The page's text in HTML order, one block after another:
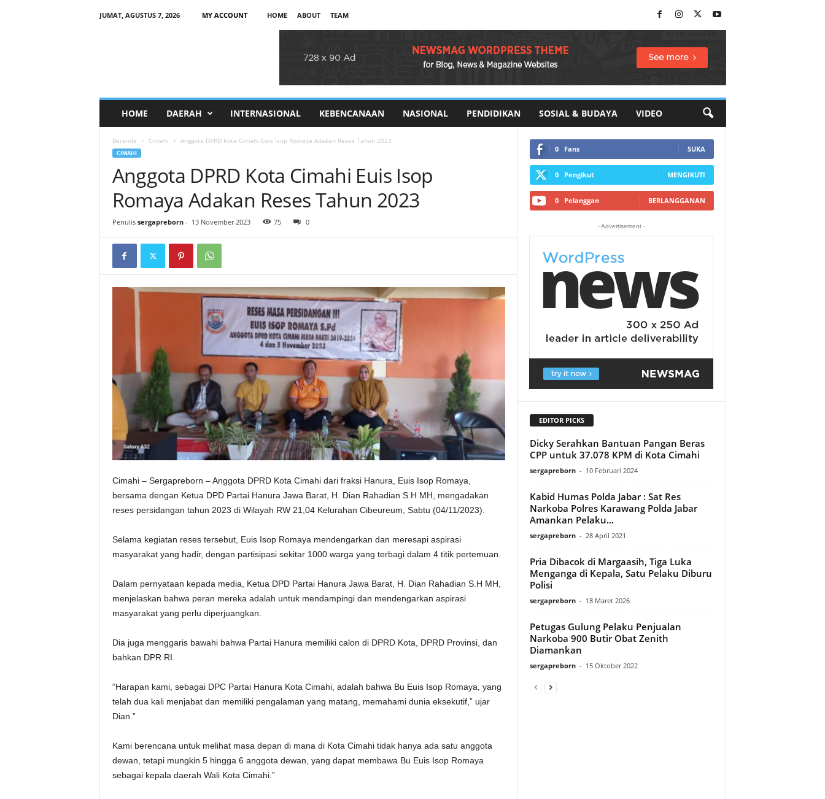
JUMAT, AGUSTUS 7, 2026 MY ACCOUNT HOME ABOUT TEAM
HOME DAERAH INTERNASIONAL KEBENCANAAN NASIONAL PENDIDIKAN SOSIAL & BUDAYA VIDEO
Beranda Cimahi Anggota DPRD Kota Cimahi Euis Isop Romaya Adakan Reses Tahun 2023
CIMAHI
Anggota DPRD Kota Cimahi Euis Isop
Romaya Adakan Reses Tahun 2023
Penulis sergapreborn- 13 November 2023 75 0
Cimahi – Sergapreborn – Anggota DPRD Kota Cimahi dari fraksi Hanura, Euis Isop Romaya,
bersama dengan Ketua DPD Partai Hanura Jawa Barat, H. Dian Rahadian S.H MH, mengadakan
reses persidangan tahun 2023 di Wilayah RW 21,04 Kelurahan Cibeureum, Sabtu (04/11/2023).
Selama kegiatan reses tersebut, Euis Isop Romaya mendengarkan dan meresapi aspirasi
masyarakat yang hadir, dengan partisipasi sekitar 1000 warga yang terbagi dalam 4 titik pertemuan.
Dalam pernyataan kepada media, Ketua DPD Partai Hanura Jawa Barat, H. Dian Rahadian S.H MH,
menjelaskan bahwa peran mereka adalah untuk mendampingi dan mendengarkan aspirasi
masyarakat yang perlu diperjuangkan.
Dia juga menggaris bawahi bahwa Partai Hanura memiliki calon di DPRD Kota, DPRD Provinsi, dan
bahkan DPR RI.
“Harapan kami, sebagai DPC Partai Hanura Kota Cimahi, adalah bahwa Bu Euis Isop Romaya, yang
telah dua kali menjabat dan memiliki pengalaman yang matang, memahami dunia eksekutif,” ujar
Dian.”
Kami berencana untuk melihat masa depan di mana di Kota Cimahi tidak hanya ada satu anggota
dewan, tetapi mungkin 5 hingga 6 anggota dewan, yang dapat membawa Bu Euis Isop Romaya
sebagai kepala daerah Wali Kota Cimahi.”
0 Fans SUKA
0 Pengikut MENGIKUTI
0 Pelanggan BERLANGGANAN
- Advertisement -
EDITOR PICKS
Dicky Serahkan Bantuan Pangan Beras
CPP untuk 37.078 KPM di Kota Cimahi
sergapreborn - 10 Februari 2024
Kabid Humas Polda Jabar : Sat Res
Narkoba Polres Karawang Polda Jabar
Amankan Pelaku...
sergapreborn - 28 April 2021
Pria Dibacok di Margaasih, Tiga Luka
Menganga di Kepala, Satu Pelaku Diburu
Polisi
sergapreborn - 18 Maret 2026
Petugas Gulung Pelaku Penjualan
Narkoba 900 Butir Obat Zenith
Diamankan
sergapreborn - 15 Oktober 2022